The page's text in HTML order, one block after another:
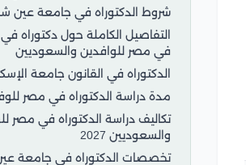
شروط الدكتوراه في جامعة
التفاصيل الكاملة حول دكتوراه
في مصر للوافدين والسعوديين
الدكتوراه في القانون جامعة
مدة دراسة الدكتوراه في مصر
تكاليف دراسة الدكتوراه في مصر
والسعوديين 2027
تخصصات الدكتوراه في جامعة